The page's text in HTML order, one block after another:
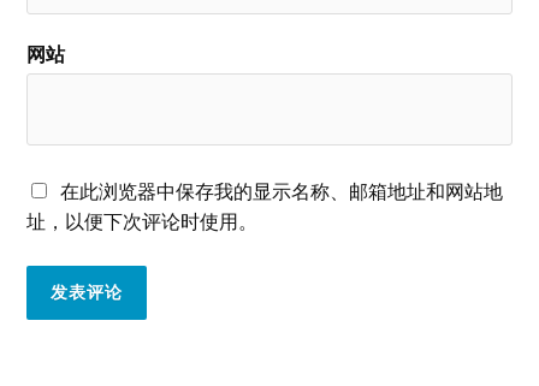
网站
在此浏览器中保存我的显示名称、邮箱地址和网站地
址，以便下次评论时使用。